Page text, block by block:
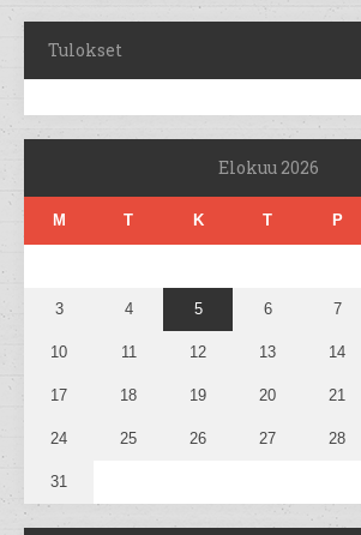
Tulokset
Elokuu 2026
M T K T P
3 4 5 6 7
10 11 12 13 14
17 18 19 20 21
24 25 26 27 28
31